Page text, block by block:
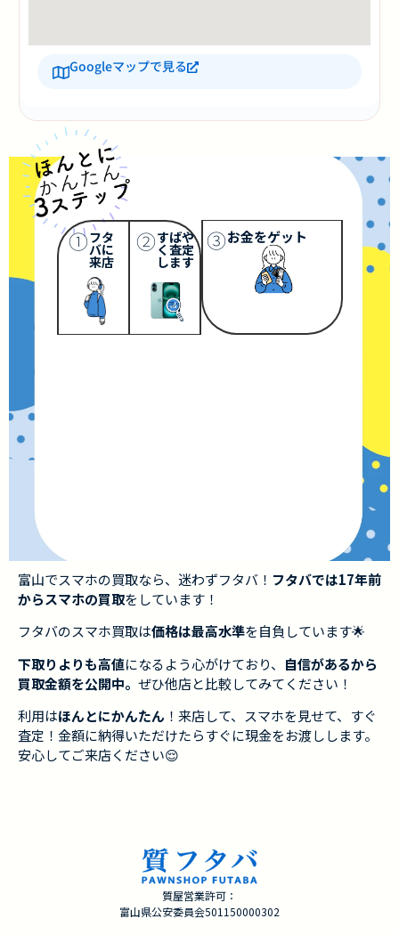
Googleマップで見る
①フタ
バに
来店
②すばや
く査定
します
③お金をゲット
富山でスマホの買取なら、迷わずフタバ！ フタバでは17年前
からスマホの買取をしています！
フタバのスマホ買取は価格は最高水準を自負しています🌟
下取りよりも高値になるよう心がけており、 自信があるから
買取金額を公開中。 ぜひ他店と比較してみてください！
利用はほんとにかんたん ！来店して、スマホを見せて、すぐ
査定！金額に納得いただけたらすぐに現金をお渡しします。
安心してご来店ください😌
質屋営業許可：
富山県公安委員会501150000302